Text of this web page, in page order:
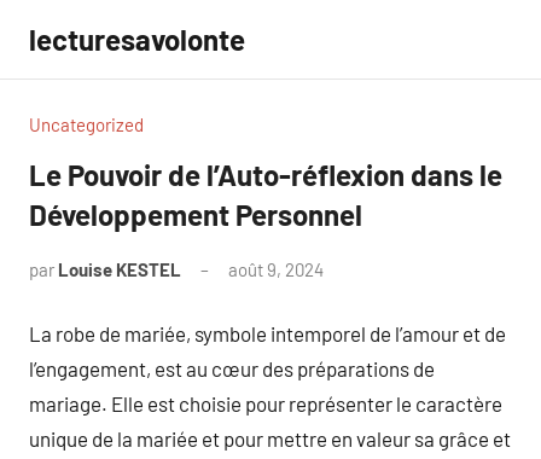
contenu
lecturesavolonte
Uncategorized
Le Pouvoir de l’Auto-réflexion dans le
Développement Personnel
par Louise KESTEL août 9, 2024
La robe de mariée, symbole intemporel de l’amour et de
l’engagement, est au cœur des préparations de
mariage. Elle est choisie pour représenter le caractère
unique de la mariée et pour mettre en valeur sa grâce et